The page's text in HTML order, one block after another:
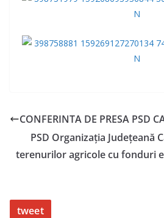
CONFERINTA DE PRESA PSD
PSD Organizaţia Judeţeană
terenurilor agricole cu fonduri
tweet